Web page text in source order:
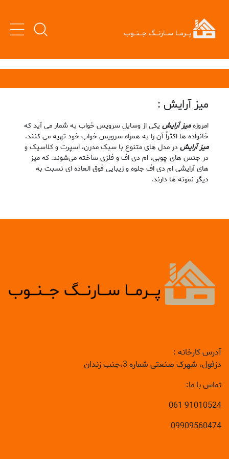
میز آرایش :
امروزهمیز آرایش یکی از وسایل سرویس خواب به شمار می آید که
خانواده ها اکثراً آن را به همراه سرویس خواب خود تهیه می کنند.
میز آرایش در مدل ‌های متنوع با سبک مدرن، اسپرت و کلاسیک و
در جنس ‌های چوبی، ام دی اف و فلزی ساخته می‌شوند. که میز
های آرایشی ام دی اف جلوه و زیبایی فوق العاده ای نسبت به
دیگر نمونه ها دارند.
آدرس کارخانه :
دزفول، شهرک صنعتی شماره 3،جنب زندان
تماس با ما:
061-91010524
09909560474